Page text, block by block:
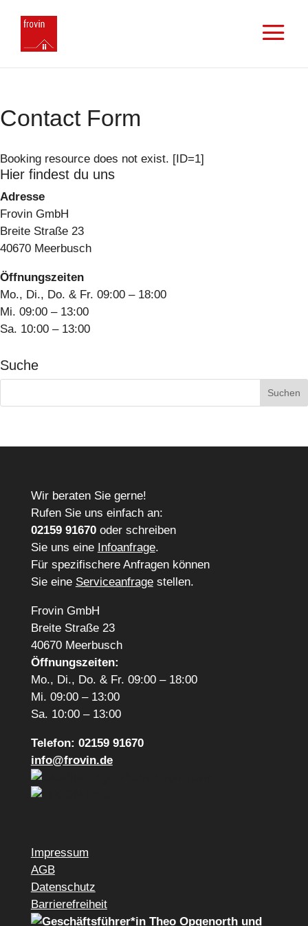
Contact Form
Booking resource does not exist. [ID=1]
Hier findest du uns
Adresse
Frovin GmbH
Breite Straße 23
40670 Meerbusch
Öffnungszeiten
Mo., Di., Do. & Fr. 09:00 – 18:00
Mi. 09:00 – 13:00
Sa. 10:00 – 13:00
Suche
nach:
Wir beraten Sie gerne!
Rufen Sie uns einfach an:
02159 91670 oder schreiben
Sie uns eine Infoanfrage.
Für spezifischere Anfragen können
Sie eine Serviceanfragestellen.
Frovin GmbH
Breite Straße 23
40670 Meerbusch
Öffnungszeiten:
Mo., Di., Do. & Fr. 09:00 – 18:00
Mi. 09:00 – 13:00
Sa. 10:00 – 13:00
Telefon: 02159 91670
info@frovin.de
Impressum
AGB
Datenschutz
Barrierefreiheit